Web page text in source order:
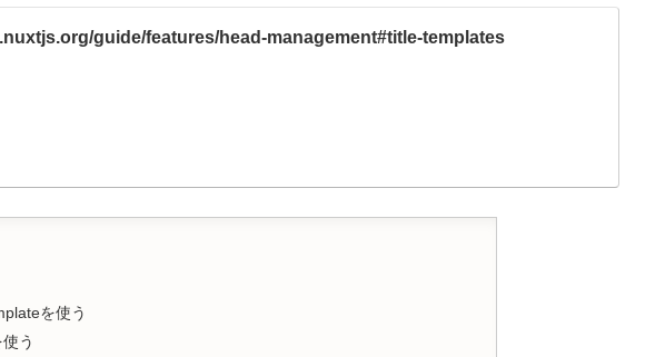
guide/features/head-management#title-templates
を使う
う